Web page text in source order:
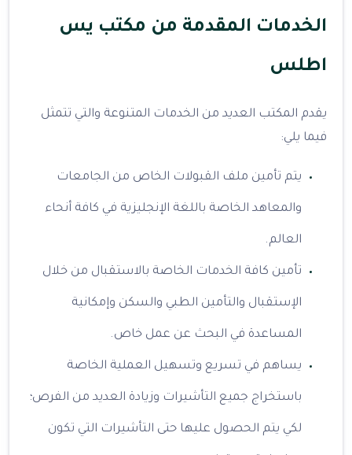
الخدمات المقدمة من مكتب يس
اطلس
يقدم المكتب العديد من الخدمات المتنوعة والتي تتمثل
فيما يلي:
يتم تأمين ملف القبولات الخاص من الجامعات
والمعاهد الخاصة باللغة الإنجليزية في كافة أنحاء
العالم.
تأمين كافة الخدمات الخاصة بالاستقبال من خلال
الإستقبال والتأمين الطبي والسكن وإمكانية
المساعدة في البحث عن عمل خاص.
يساهم في تسريع وتسهيل العملية الخاصة
باستخراج جميع التأشيرات وزيادة العديد من الفرص؛
لكي يتم الحصول عليها حتى التأشيرات التي تكون